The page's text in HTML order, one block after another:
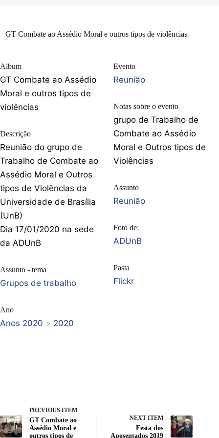
GT Combate ao Assédio Moral e outros tipos de violências
Album
GT Combate ao Assédio
Moral e outros tipos de
violências
Descrição
Reunião do grupo de
Trabalho de Combate ao
Assédio Moral e Outros
tipos de Violências da
Universidade de Brasília
(UnB)
Dia 17/01/2020 na sede
da ADUnB
Assunto - tema
Grupos de trabalho
Ano
Anos 2020 > 2020
Evento
Reunião
Notas sobre o evento
grupo de Trabalho de
Combate ao Assédio
Moral e Outros tipos de
Violências
Assunto
Reunião
Foto de:
ADUnB
Pasta
Flickr
PREVIOUS ITEM
GT Combate ao
Assédio Moral e
outros tipos de
NEXT ITEM
Festa dos
Aposentados 2019